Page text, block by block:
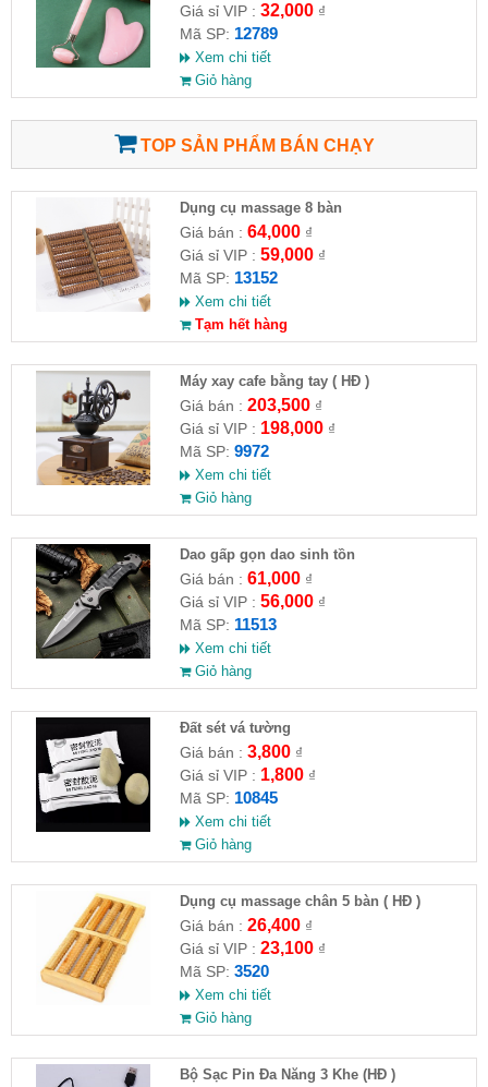
Giá sỉ VIP : 32,000₫
Mã SP: 12789
Xem chi tiết
Giỏ hàng
TOP SẢN PHẨM BÁN CHẠY
Dụng cụ massage 8 bàn
Giá bán : 64,000₫
Giá sỉ VIP : 59,000₫
Mã SP: 13152
Xem chi tiết
Tạm hết hàng
Máy xay cafe bằng tay ( HĐ )
Giá bán : 203,500₫
Giá sỉ VIP : 198,000₫
Mã SP: 9972
Xem chi tiết
Giỏ hàng
Dao gấp gọn dao sinh tồn
Giá bán : 61,000₫
Giá sỉ VIP : 56,000₫
Mã SP: 11513
Xem chi tiết
Giỏ hàng
Đất sét vá tường
Giá bán : 3,800₫
Giá sỉ VIP : 1,800₫
Mã SP: 10845
Xem chi tiết
Giỏ hàng
Dụng cụ massage chân 5 bàn ( HĐ )
Giá bán : 26,400₫
Giá sỉ VIP : 23,100₫
Mã SP: 3520
Xem chi tiết
Giỏ hàng
Bộ Sạc Pin Đa Năng 3 Khe (HĐ )